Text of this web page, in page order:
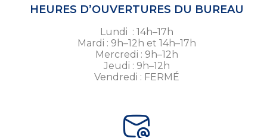
HEURES D’OUVERTURES DU BUREAU
Lundi : 14h–17h
Mardi : 9h–12h et 14h–17h
Mercredi : 9h–12h
Jeudi : 9h–12h
Vendredi : FERMÉ